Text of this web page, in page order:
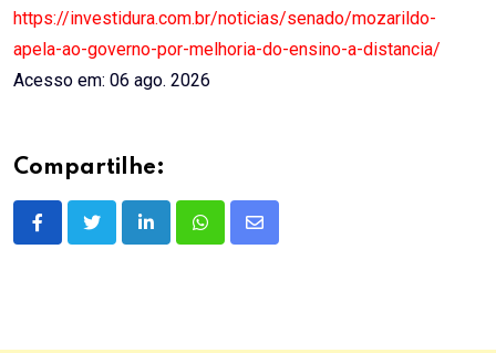
https://investidura.com.br/noticias/senado/mozarildo-
apela-ao-governo-por-melhoria-do-ensino-a-distancia/
Acesso em: 06 ago. 2026
Compartilhe:
LinkedInWhatsappShare